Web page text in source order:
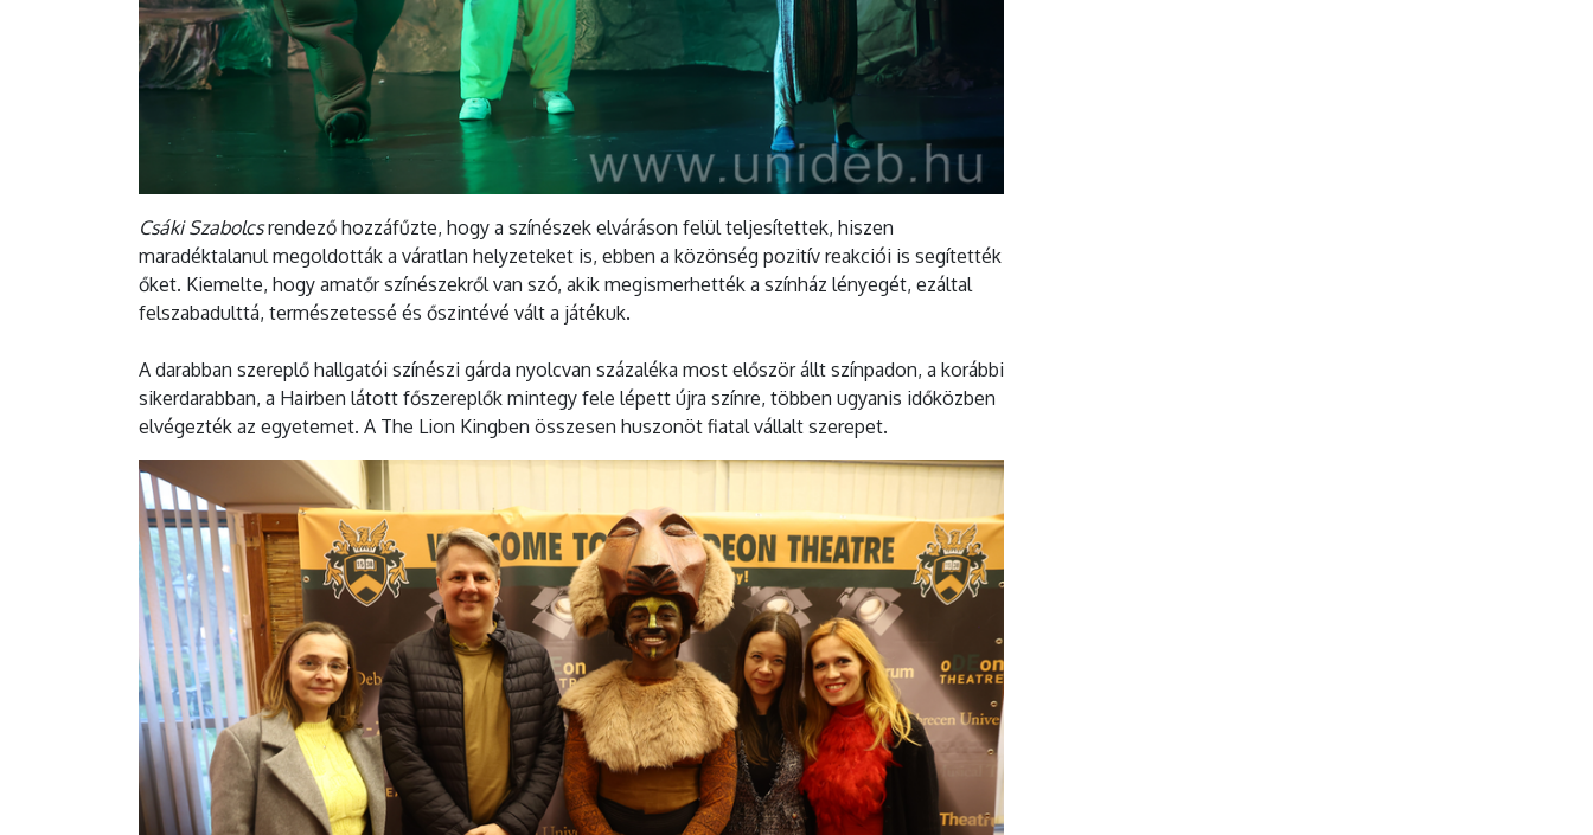
Csáki Szabolcsrendező hozzáfűzte, hogy a színészek elváráson felül teljesítettek, hiszen
maradéktalanul megoldották a váratlan helyzeteket is, ebben a közönség pozitív reakciói is segítették
őket. Kiemelte, hogy amatőr színészekről van szó, akik megismerhették a színház lényegét, ezáltal
felszabadulttá, természetessé és őszintévé vált a játékuk.
A darabban szereplő hallgatói színészi gárda nyolcvan százaléka most először állt színpadon, a korábbi
sikerdarabban, a Hairben látott főszereplők mintegy fele lépett újra színre, többen ugyanis időközben
elvégezték az egyetemet. A The Lion Kingben összesen huszonöt fiatal vállalt szerepet.